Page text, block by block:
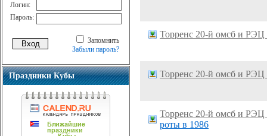
Логин:
Пароль:
Запомнить
Забыли пароль?
Праздники Кубы
Торренс 20-й омсб и РЭЦ
Торренс 20-й омсб и РЭЦ
Торренс 20-й омсб и РЭЦ
роты в 1986